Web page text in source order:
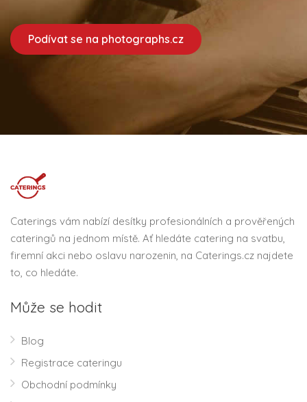
Podívat se na photographs.cz
Caterings vám nabízí desítky profesionálních a prověřených
cateringů na jednom místě. Ať hledáte catering na svatbu,
firemní akci nebo oslavu narozenin, na Caterings.cz najdete
to, co hledáte.
Může se hodit
Blog
Registrace cateringu
Obchodní podmínky